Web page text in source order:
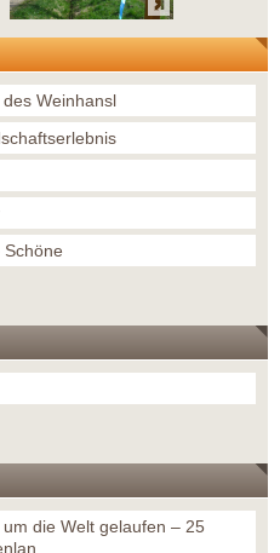
Weinhansl
die Welt gelaufen – 25